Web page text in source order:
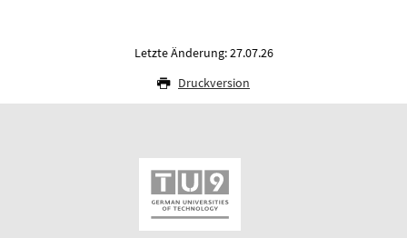
Letzte Änderung: 27.07.26
Druckversion